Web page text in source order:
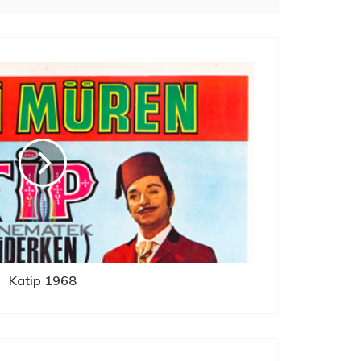
Katip 1968